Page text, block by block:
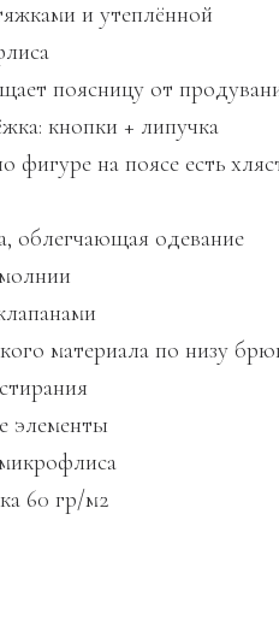
и утеплённой
поясницу от
кнопки + липучка
на поясе есть
облегчающая одевание
материала по низу
элементы
60 гр/м2